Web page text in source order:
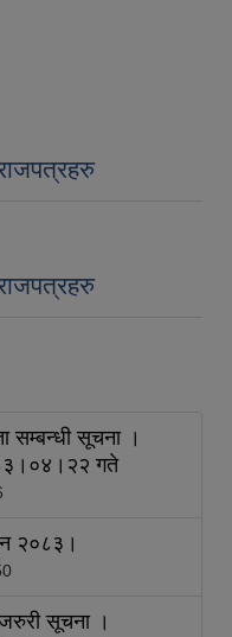
सम्बन्धी सूचना ।
गते
२०८३।
जरुरी सूचना ।